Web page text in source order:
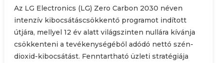
Az LG Electronics (LG) Zero Carbon 2030 néven
intenzív kibocsátáscsökkentő programot indított
útjára, mellyel 12 év alatt világszinten nullára kívánja
csökkenteni a tevékenységéből adódó nettó szén-
dioxid-kibocsátást. Fenntartható üzleti stratégiája